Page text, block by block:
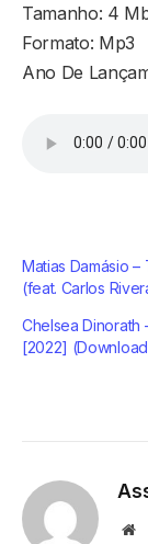
Tamanho: 4
Formato: Mp3
Ano De
Matias Damásio –
(feat. Carlos
Chelsea Dinorath
[2022]